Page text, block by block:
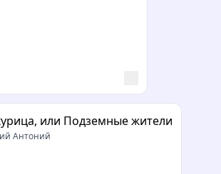
или Подземные жители
Антоний